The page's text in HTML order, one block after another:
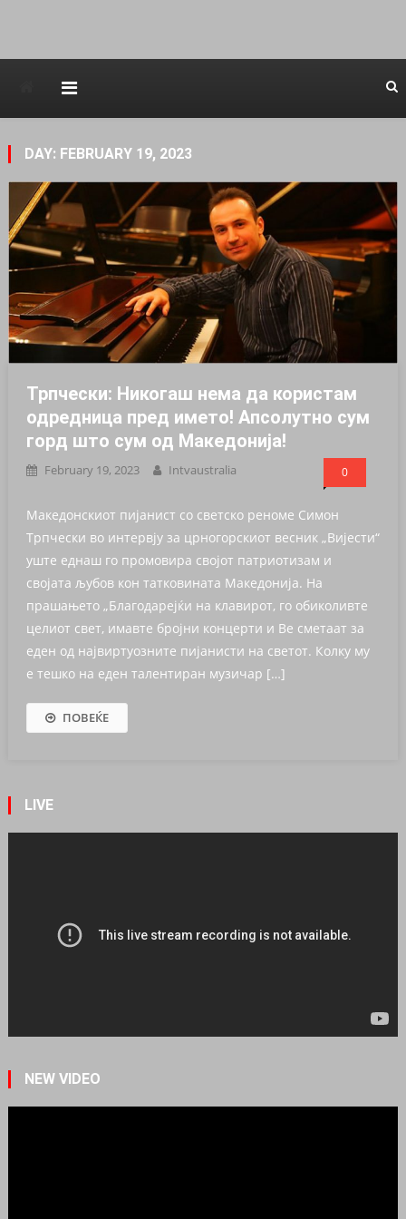
DAY: FEBRUARY 19, 2023
Трпчески: Никогаш нема да користам
одредница пред името! Aпсолутно сум
горд што сум од Македонија!
February 19, 2023 Intvaustralia 0
Македонскиот пијанист со светско реноме Симон
Трпчески во интервју за црногорскиот весник „Вијести“
уште еднаш го промовира својот патриотизам и
својата љубов кон татковината Македонија. На
прашањето „Благодарејќи на клавирот, го обиколивте
целиот свет, имавте бројни концерти и Ве сметаат за
еден од највиртуозните пијанисти на светот. Колку му
е тешко на еден талентиран музичар […]
ПОВЕЌЕ
LIVE
NEW VIDEO